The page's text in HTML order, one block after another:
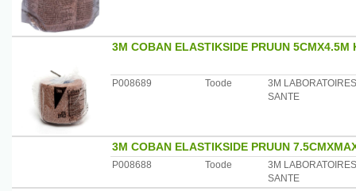
3M COBAN ELASTIKSIDE PRUUN 5CMX4.5M
P008689 Toode
3M LABORATOIRES
SANTE
3M COBAN ELASTIKSIDE PRUUN
P008688 Toode
3M LABORATOIRES
SANTE